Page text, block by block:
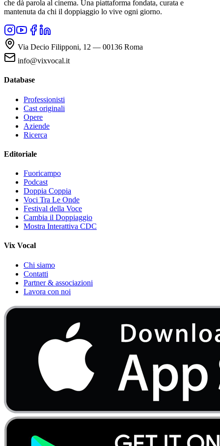
che dà parola al cinema. Una piattaforma fondata, curata e
mantenuta da chi il doppiaggio lo vive ogni giorno.
Via Decio Filipponi, 12 — 00136 Roma
info@vixvocal.it
Database
Professionisti
Cast originali
Opere
Aziende
Ricerca
Editoriale
Fuoricampo
Podcast
Doppia Coppia
Voci Tra Le Onde
Festival della Voce
Cambia il Doppiaggio
Mostra Interattiva CDC
Vix Vocal
Chi siamo
Contatti
Partner & associazioni
Lavora con noi